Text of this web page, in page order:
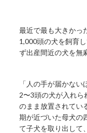
最近で最も大きかっ
1,000頭の犬を飼育
ず出産間近の犬を無
「人の手が届かない
2〜3頭の犬が入れら
のまま放置されてい
期が近づいた母犬の
て子犬を取り出して